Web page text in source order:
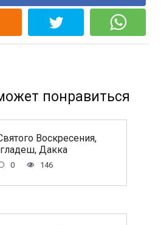
понравиться
Воскресения,
Дакка
0 146